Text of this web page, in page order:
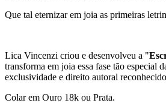
Que tal eternizar em joia as primeiras
Lica Vincenzi criou e desenvolveu a "
transforma em joia essa fase tão especial
exclusividade e direito autoral
Colar em Ouro 18k ou Prata.